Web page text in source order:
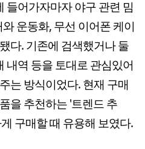
들어가자마자 야구 관련 밈
운동화, 무선 이어폰 케이
다. 기존에 검색했거나 둘
내역 등을 토대로 관심있어
는 방식이었다. 현재 구매
을 추천하는 '트렌드 추
구매할 때 유용해 보였다.